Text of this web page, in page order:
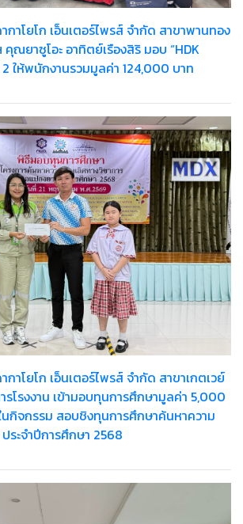
าโยโก เอ็นเตอร์ไพรส์ จำกัด สาขาพานทอง
ซูโอะ อาทิตย์เรืองสิริ มอบ “HDK
ครั้งที่ 2 ให้พนักงานรวมมูลค่า 124,000 บาท
าโยโก เอ็นเตอร์ไพรส์ จำกัด สาขาเกตเวย์
โรงงาน เข้ามอบทุนการศึกษามูลค่า 5,000
ระจำปีการศึกษา 2568